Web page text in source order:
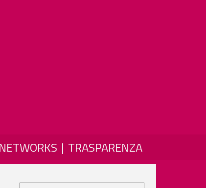
NETWORKS TRASPARENZA